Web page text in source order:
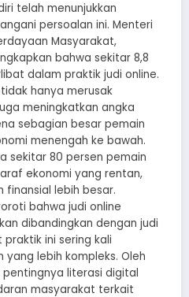
telah menunjukkan
persoalan ini. Menteri
Masyarakat,
bahwa sekitar 8,8
dalam praktik judi online.
hanya merusak
meningkatkan angka
sebagian besar pemain
menengah ke bawah.
sekitar 80 persen pemain
ekonomi yang rentan,
finansial lebih besar.
bahwa judi online
dibandingkan dengan judi
ini sering kali
lebih kompleks. Oleh
literasi digital
masyarakat terkait